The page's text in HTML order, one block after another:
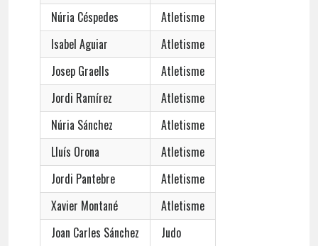
Núria Céspedes
Atletisme
Isabel Aguiar
Atletisme
Josep Graells
Atletisme
Jordi Ramírez
Atletisme
Núria Sánchez
Atletisme
Lluís Orona
Atletisme
Jordi Pantebre
Atletisme
Xavier Montané
Atletisme
Joan Carles Sánchez
Judo